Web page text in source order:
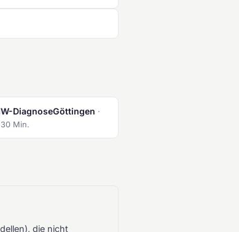
DiagnoseGöttingen ·
Min.
die nicht